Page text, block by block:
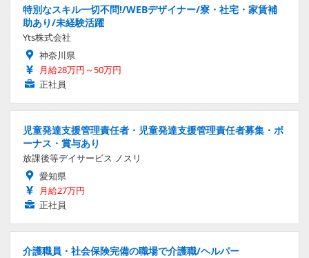
特別なスキル一切不問!/WEBデザイナー/寮・社宅・家賃補
助あり/未経験活躍
Yts株式会社
神奈川県
月給28万円～50万円
正社員
児童発達支援管理責任者・児童発達支援管理責任者募集・ボ
ーナス・賞与あり
放課後等デイサービス ノスリ
愛知県
月給27万円
正社員
介護職員・社会保険完備の職場で介護職/ヘルパー